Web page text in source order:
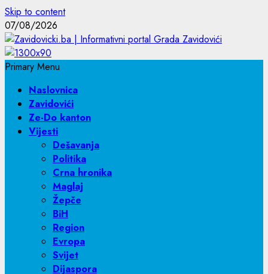
Skip to content
07/08/2026
Primary Menu
Naslovnica
Zavidovići
Ze-Do kanton
Vijesti
Dešavanja
Politika
Crna hronika
Maglaj
Žepče
BiH
Region
Evropa
Svijet
Dijaspora